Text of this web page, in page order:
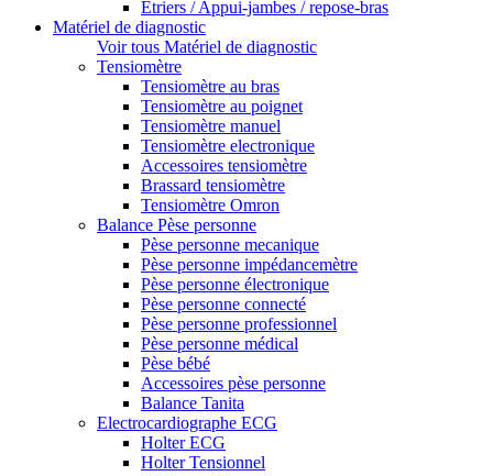
Etriers / Appui-jambes / repose-bras
Matériel de diagnostic
Voir tous Matériel de diagnostic
Tensiomètre
Tensiomètre au bras
Tensiomètre au poignet
Tensiomètre manuel
Tensiomètre electronique
Accessoires tensiomètre
Brassard tensiomètre
Tensiomètre Omron
Balance Pèse personne
Pèse personne mecanique
Pèse personne impédancemètre
Pèse personne électronique
Pèse personne connecté
Pèse personne professionnel
Pèse personne médical
Pèse bébé
Accessoires pèse personne
Balance Tanita
Electrocardiographe ECG
Holter ECG
Holter Tensionnel